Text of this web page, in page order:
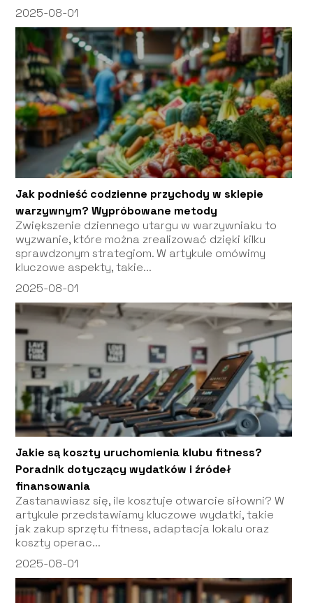
2025-08-01
Jak podnieść codzienne przychody w sklepie
warzywnym? Wypróbowane metody
Zwiększenie dziennego utargu w warzywniaku to
wyzwanie, które można zrealizować dzięki kilku
sprawdzonym strategiom. W artykule omówimy
kluczowe aspekty, takie...
2025-08-01
Jakie są koszty uruchomienia klubu fitness?
Poradnik dotyczący wydatków i źródeł
finansowania
Zastanawiasz się, ile kosztuje otwarcie siłowni? W
artykule przedstawiamy kluczowe wydatki, takie
jak zakup sprzętu fitness, adaptacja lokalu oraz
koszty operac...
2025-08-01